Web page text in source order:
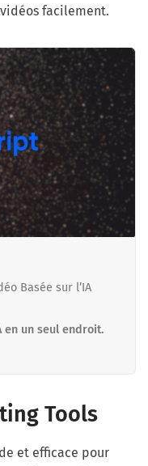
facilement.
Basée sur l’IA
en un seul endroit.
Tools
et efficace pour